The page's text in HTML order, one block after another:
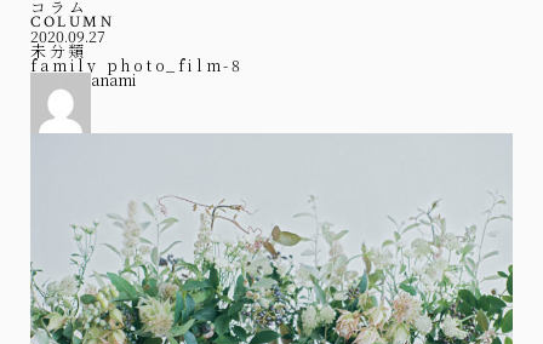
コラム
COLUMN
2020.09.27
未分類
family photo_film-8
anami